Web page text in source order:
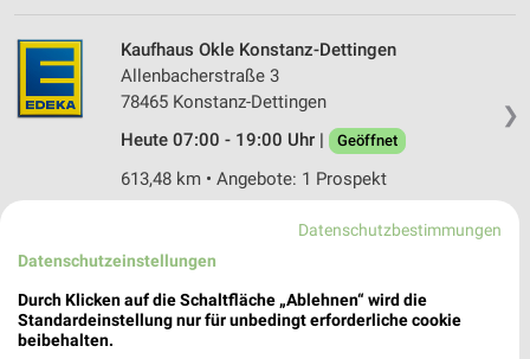
❯
Kaufhaus Okle Konstanz-Dettingen
Allenbacherstraße 3
78465 Konstanz-Dettingen
Heute 07:00 - 19:00 Uhr |
Geöffnet
613,48 km • Angebote: 1 Prospekt
nahkauf Radolfzell
Konstanzer Str. 26
78315 Radolfzell
Datenschutzbestimmungen
Datenschutzeinstellungen
Durch Klicken auf die Schaltfläche „Ablehnen“ wird die
Standardeinstellung nur für unbedingt erforderliche cookie
beibehalten.